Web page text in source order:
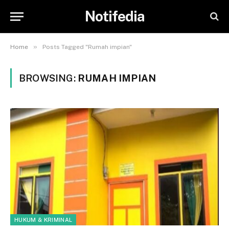
Notifedia
Home » Posts Tagged "Rumah impian"
BROWSING: RUMAH IMPIAN
HUKUM & KRIMINAL